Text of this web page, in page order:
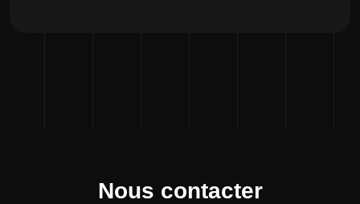
Nous contacter